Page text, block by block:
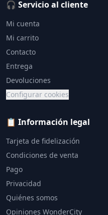
🎧 Servicio al cliente
Mi cuenta
Mi carrito
Contacto
Entrega
Devoluciones
Configurar cookies
📋 Información legal
Tarjeta de fidelización
Condiciones de venta
Pago
Privacidad
Quiénes somos
Opiniones WonderCity